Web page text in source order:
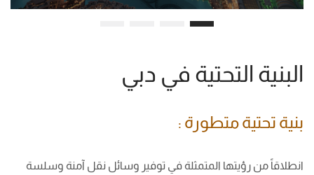
البنية التحتية في دبي
بنية تحتية متطورة :
انطلاقاً من رؤيتها المتمثلة في توفير وسائل نقل آمنة وسلسة